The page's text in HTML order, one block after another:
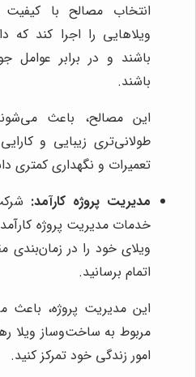
انتخاب مصالح با
ویلاهایی را اجرا کند که
باشند و در برابر
باشند.
این مصالح، باعث
طولانی‌تری زیبایی و
تعمیرات و نگهداری کمتری
مدیریت پروژه کارآمد:
خدمات مدیریت پروژه
ویلای خود را در زمان‌بندی
اتمام برسانید.
این مدیریت پروژه،
مربوط به ساخت‌وساز ویلا
امور زندگی خود تمرکز کنید.